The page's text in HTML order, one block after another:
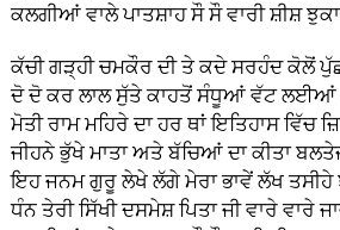
ਕਲਗੀਆਂ ਵਾਲੇ ਪਾਤਸ਼ਾਹ ਸੌ ਸੌ ਵਾਰੀ ਸ਼ੀਸ਼
ਕੱਚੀ ਗੜ੍ਹੀ ਚਮਕੌਰ ਦੀ ਤੇ ਕਦੇ ਸਰਹੰਦ ਕੋਲੋਂ
ਦੋ ਦੋ ਕਰ ਲਾਲ ਸੁੱਤੇ ਕਾਹਤੋਂ ਸੰਧੂਆਂ ਵੱਟ ਲਈਆਂ
ਮੋਤੀ ਰਾਮ ਮਹਿਰੇ ਦਾ ਹਰ ਥਾਂ ਇਤਿਹਾਸ ਵਿੱਚ
ਜੀਹਨੇ ਭੁੱਖੇ ਮਾਤਾ ਅਤੇ ਬੱਚਿਆਂ ਦਾ ਕੀਤਾ
ਇਹ ਜਨਮ ਗੁਰੂ ਲੇਖੇ ਲੱਗੇ ਮੇਰਾ ਭਾਵੇਂ ਲੱਖ ਤਸੀਹੇ
ਧੰਨ ਤੇਰੀ ਸਿੱਖੀ ਦਸਮੇਸ਼ ਪਿਤਾ ਜੀ ਵਾਰੇ ਵਾਰੇ